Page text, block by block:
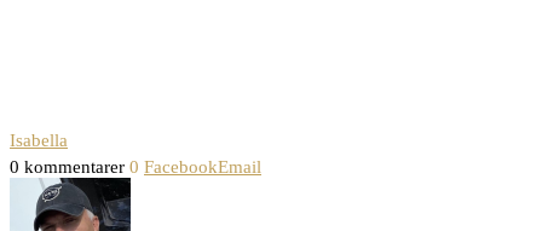
Isabella
0 kommentarer 0 FacebookEmail